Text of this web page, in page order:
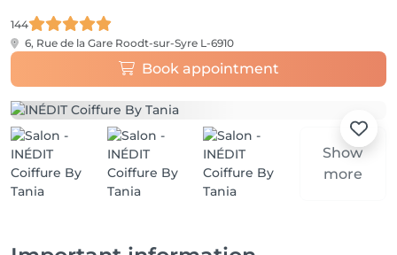
144
6, Rue de la Gare Roodt-sur-Syre L-6910
Book appointment
Show
more